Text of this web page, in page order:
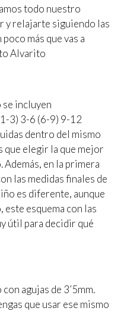
todo nuestro
y relajarte siguiendo las
más que vas a
Alvarito
incluyen
3) 3-6 (6-9) 9-12
dentro del mismo
elegir la que mejor
Además, en la primera
las medidas finales de
es diferente, aunque
este esquema con las
útil para decidir qué
agujas de 3’5mm.
que usar ese mismo